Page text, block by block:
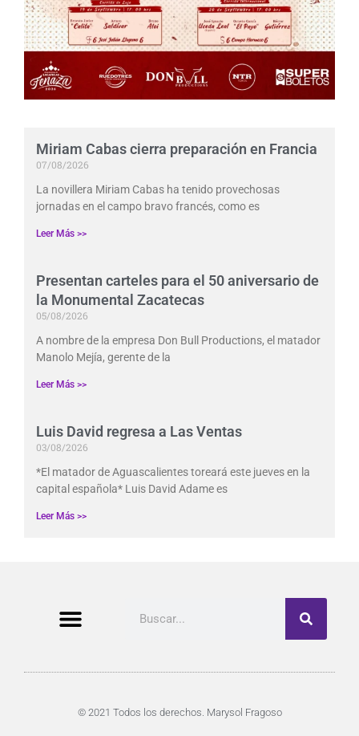
Miriam Cabas cierra preparación en Francia
07/08/2026
La novillera Miriam Cabas ha tenido provechosas
jornadas en el campo bravo francés, como es
Leer Más >>
Presentan carteles para el 50 aniversario de
la Monumental Zacatecas
05/08/2026
A nombre de la empresa Don Bull Productions, el matador
Manolo Mejía, gerente de la
Leer Más >>
Luis David regresa a Las Ventas
03/08/2026
*El matador de Aguascalientes toreará este jueves en la
capital española* Luis David Adame es
Leer Más >>
© 2021 Todos los derechos. Marysol Fragoso